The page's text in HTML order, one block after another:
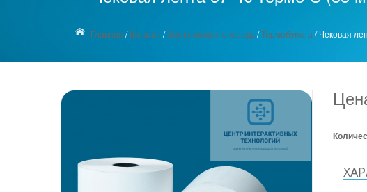
Главная /Каталог/Электронная очередь/Термобумага /Чековая